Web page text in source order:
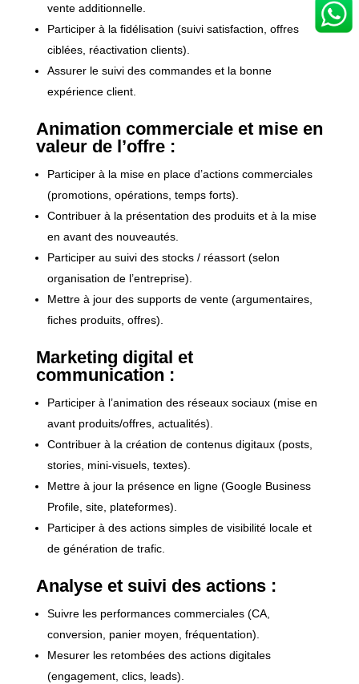
vente additionnelle.
Participer à la fidélisation (suivi satisfaction, offres
ciblées, réactivation clients).
Assurer le suivi des commandes et la bonne
expérience client.
Animation commerciale et mise en
valeur de l’offre :
Participer à la mise en place d’actions commerciales
(promotions, opérations, temps forts).
Contribuer à la présentation des produits et à la mise
en avant des nouveautés.
Participer au suivi des stocks / réassort (selon
organisation de l’entreprise).
Mettre à jour des supports de vente (argumentaires,
fiches produits, offres).
Marketing digital et
communication :
Participer à l’animation des réseaux sociaux (mise en
avant produits/offres, actualités).
Contribuer à la création de contenus digitaux (posts,
stories, mini-visuels, textes).
Mettre à jour la présence en ligne (Google Business
Profile, site, plateformes).
Participer à des actions simples de visibilité locale et
de génération de trafic.
Analyse et suivi des actions :
Suivre les performances commerciales (CA,
conversion, panier moyen, fréquentation).
Mesurer les retombées des actions digitales
(engagement, clics, leads).